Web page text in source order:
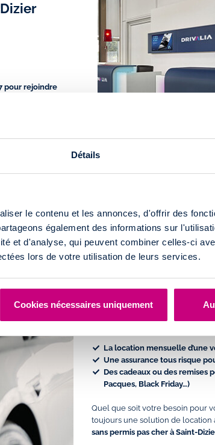
Détails
le contenu et les annonces, d'offrir des
également des informations sur
et d'analyse, qui peuvent combiner celles-ci
lors de votre utilisation de leurs services.
Cookies nécessaires uniquement
pour rejoindre
empruntez la
agence.
Location d’une
Dizier grâce à nos
Drivalia s’engage pour votre
voitures sans permis à des prix
La location mensuelle d’une
Une assurance tous risque
Des cadeaux ou des remises
Pacques, Black Friday…)
Quel que soit votre besoin pour
toujours une solution de
sans permis pas cher à Saint-